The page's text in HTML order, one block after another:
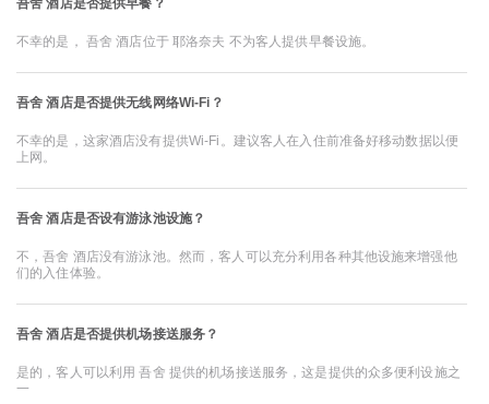
吾舍 酒店是否提供早餐？
不幸的是， 吾舍 酒店位于 耶洛奈夫 不为客人提供早餐设施。
吾舍 酒店是否提供无线网络Wi-Fi？
不幸的是，这家酒店没有提供Wi-Fi。建议客人在入住前准备好移动数据以便
上网。
吾舍 酒店是否设有游泳池设施？
不，吾舍 酒店没有游泳池。然而，客人可以充分利用各种其他设施来增强他
们的入住体验。
吾舍 酒店是否提供机场接送服务？
是的，客人可以利用 吾舍 提供的机场接送服务，这是提供的众多便利设施之
一